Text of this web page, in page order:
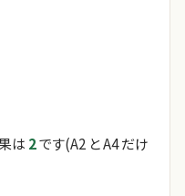
は 2です(A2 と A4 だけ